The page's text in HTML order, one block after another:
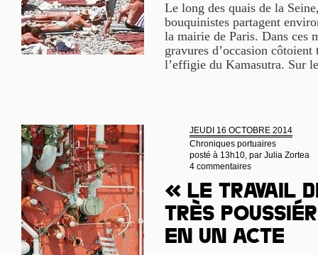
Le long des quais de la
bouquinistes partagent
la mairie de Paris. Dans ces
gravures d’occasion
l’effigie du Kamasutra. Sur
JEUDI 16 OCTOBRE 2014
Chroniques portuaires
posté à 13h10, par Julia Zortea
4 commentaires
« Le travail
très
en un acte